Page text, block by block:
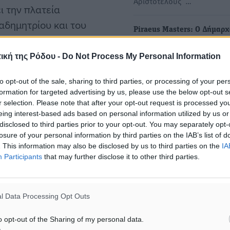
της Ρόδου - Do Not Process My Personal Information
opt-out of the sale, sharing to third parties, or processing of your
for targeted advertising by us, please use the below opt-out
selection. Please note that after your opt-out request is processed
interest-based ads based on personal information utilized by us
to third parties prior to your opt-out. You may separately
of your personal information by third parties on the IAB’s list of
This information may also be disclosed by us to third parties on the
Participants that may further disclose it to other third parties.
Data Processing Opt Outs
opt-out of the Sharing of my personal data.
την πλατεία
και του
με σκοπό να
πρώτη μας φορά σε
βρεθήκαμε για πρώτη
στην κατάκτηση του
θέλουμε να
θα βρεθούμε».
στον τελικό
και ποτέ δεν φτάναμε
μέσα και να το
Piraeus Masters: Ο
Ντάλλας στην πλατεία
volley στην πλατεία Κοραή
βρέθηκε το πρωί της…
Τένις: Η Αντωνία
στο Grand Slam
Programme της ITF
Αυγέρης Μια σπουδαία